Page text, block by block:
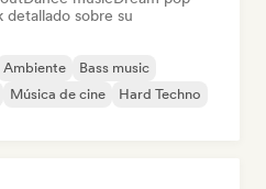
detallado sobre su
Ambiente
Bass music
Música de cine
Hard Techno